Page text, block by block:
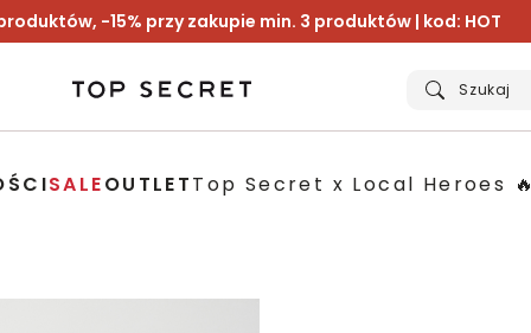
-15% przy zakupie min. 3 produktów | kod: HOT
Szukaj
SALEOUTLETTop Secret x Local Heroes 🔥